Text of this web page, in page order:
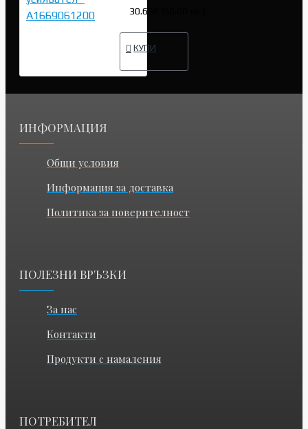
30.68€ (60.00 лв.)
КУПИ
ИНФОРМАЦИЯ
Общи условия
Информация за доставка
Политика за поверителност
ПОЛЕЗНИ ВРЪЗКИ
За нас
Контакти
Продукти с намаления
ПОТРЕБИТЕЛ